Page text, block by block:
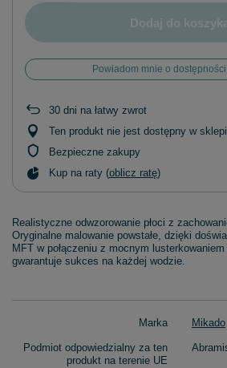
Dodaj do
Powiadom mnie o
30 dni na łatwy zwrot
Ten produkt nie jest dostępny w
Bezpieczne zakupy
Kup na raty (oblicz ratę)
Realistyczne odwzorowanie płoci z
Oryginalne malowanie powstałe, dzięki
MFT w połączeniu z mocnym
gwarantuje sukces na każdej wodzie.
Marka Mikado
Podmiot odpowiedzialny za ten
produkt na terenie UE